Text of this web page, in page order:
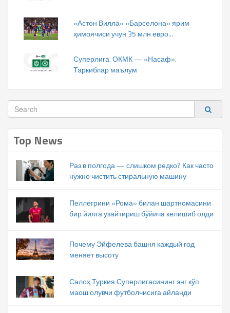
«Астон Вилла» «Барселона» ярим
ҳимоячиси учун 35 млн евро...
Суперлига. ОКМК — «Насаф».
Таркиблар маълум
Top News
Раз в полгода — слишком редко? Как часто
нужно чистить стиральную машину
Пеллегрини «Рома» билан шартномасини
бир йилга узайтириш бўйича келишиб олди
Почему Эйфелева башня каждый год
меняет высоту
Салоҳ Туркия Суперлигасининг энг кўп
маош олувчи футболчисига айланди